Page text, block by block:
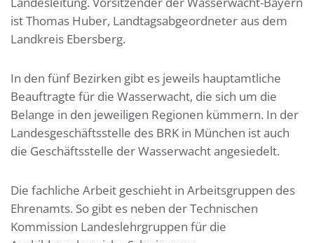
ist Thomas Huber, Landtagsabgeordneter aus dem
Landkreis Ebersberg.
In den fünf Bezirken gibt es jeweils hauptamtliche
Beauftragte für die Wasserwacht, die sich um die
Belange in den jeweiligen Regionen kümmern. In der
Landesgeschäftsstelle des BRK in München ist auch
die Geschäftsstelle der Wasserwacht angesiedelt.
Die fachliche Arbeit geschieht in Arbeitsgruppen des
Ehrenamts. So gibt es neben der Technischen
Kommission Landeslehrgruppen für die